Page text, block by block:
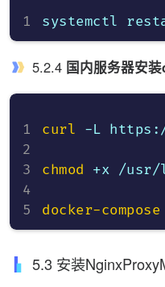
systemctl
5.2.4 国内服务器安
curl -L https://
chmod +x /usr/
docker-compose
5.3 安装